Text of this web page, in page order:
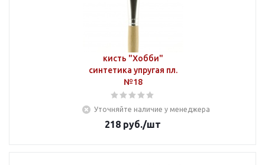
кисть "Хобби"
синтетика упругая пл.
№18
Уточняйте наличие у менеджера
218 руб./шт